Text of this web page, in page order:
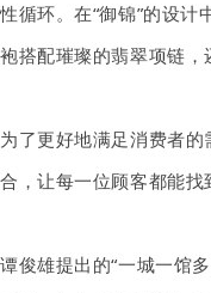
性循环。在“御锦”的设计
袍搭配璀璨的翡翠项链
为了更好地满足消费者
合，让每一位顾客都能
谭俊雄提出的“一城一馆